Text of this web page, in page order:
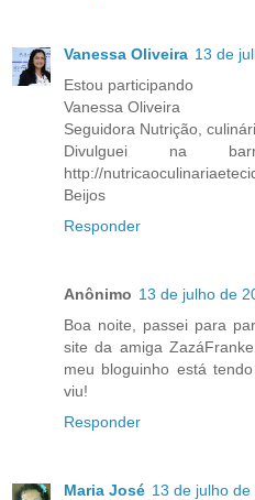
Vanessa Oliveira 13 de
Estou participando
Vanessa Oliveira
Seguidora Nutrição,
Divulguei na
http://
Beijos
Responder
Anônimo 13 de julho de
Boa noite, passei para
site da amiga
meu bloguinho está
viu!
Responder
Maria José 13 de julho